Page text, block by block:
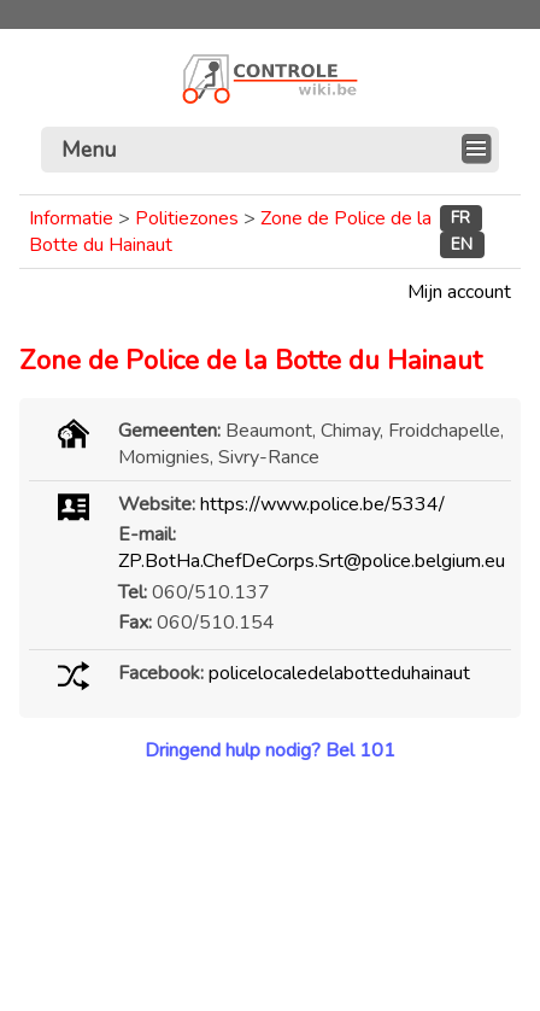
Menu
Informatie > Politiezones > Zone de Police de la
Botte du Hainaut
FR
EN
Mijn account
Zone de Police de la Botte du Hainaut
Gemeenten: Beaumont, Chimay, Froidchapelle,
Momignies, Sivry-Rance
Website:https://www.police.be/5334/
E-mail:
ZP.BotHa.ChefDeCorps.Srt@police.belgium.eu
Tel:060/510.137
Fax:060/510.154
Facebook: policelocaledelabotteduhainaut
Dringend hulp nodig? Bel 101